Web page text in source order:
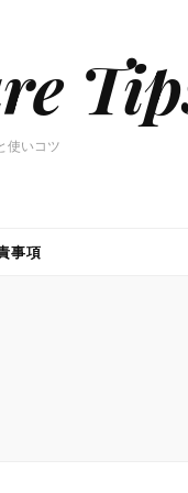
使いコツ
事項